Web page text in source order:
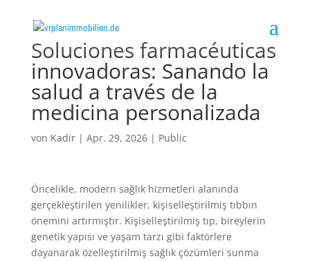
Soluciones farmacéuticas
innovadoras: Sanando la
salud a través de la
medicina personalizada
von Kadir| Apr. 29, 2026| Public
Öncelikle, modern sağlık hizmetleri alanında
gerçekleştirilen yenilikler, kişiselleştirilmiş tıbbın
önemini artırmıştır. Kişiselleştirilmiş tıp, bireylerin
genetik yapısı ve yaşam tarzı gibi faktörlere
dayanarak özelleştirilmiş sağlık çözümleri sunma